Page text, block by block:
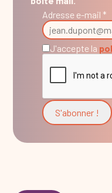
Adresse e-mail *
J'accepte la